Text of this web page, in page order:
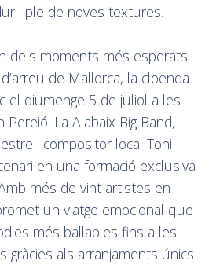
i ple de noves textures.
dels moments més esperats
de Mallorca, la cloenda
el diumenge 5 de juliol a les
La Alabaix Big Band,
i compositor local Toni
en una formació exclusiva
més de vint artistes en
un viatge emocional que
més ballables fins a les
gràcies als arranjaments únics